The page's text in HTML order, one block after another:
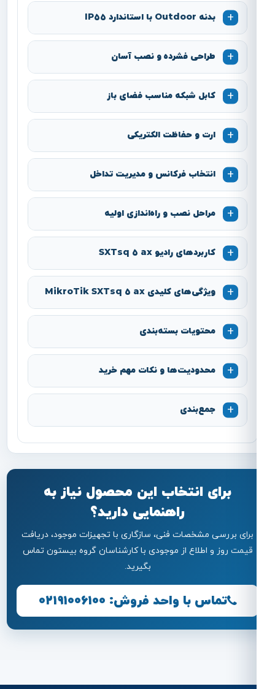
بدنه Outdoor با استاندارد IP55
طراحی فشرده و نصب آسان
کابل شبکه مناسب فضای باز
ارت و حفاظت الکتریکی
انتخاب فرکانس و مدیریت تداخل
مراحل نصب و راه‌اندازی اولیه
کاربردهای رادیو SXTsq 5 ax
ویژگی‌های کلیدی MikroTik SXTsq 5 ax
محتویات بسته‌بندی
محدودیت‌ها و نکات مهم خرید
جمع‌بندی
برای انتخاب این محصول نیاز به
راهنمایی دارید؟
برای بررسی مشخصات فنی، سازگاری با تجهیزات موجود، دریافت
قیمت روز و اطلاع از موجودی با کارشناسان گروه بیستون تماس
بگیرید.
تماس با واحد فروش: ۰۲۱۹۱۰۰۶۱۰۰